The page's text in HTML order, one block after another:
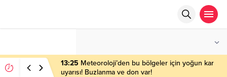
13:25 Meteoroloji’den bu bölgeler için yoğun kar
uyarısı! Buzlanma ve don var!